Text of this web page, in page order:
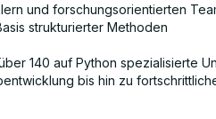
und forschungsorientierten
strukturierter Methoden
140 auf Python spezialisierte
bis hin zu